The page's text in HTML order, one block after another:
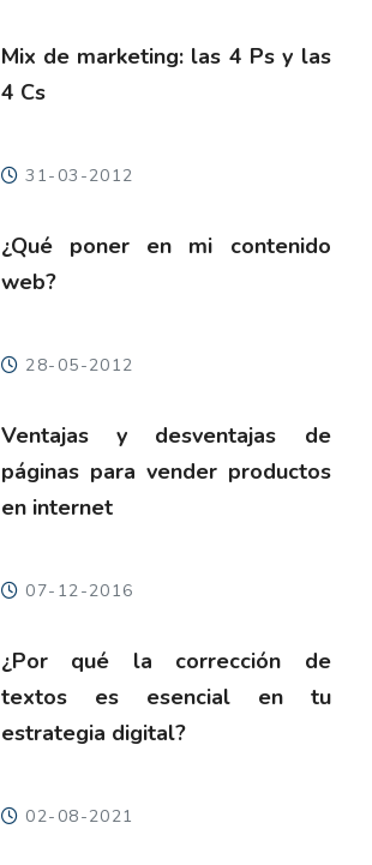
Mix de marketing: las 4 Ps y las
4 Cs
31-03-2012
¿Qué poner en mi contenido
web?
28-05-2012
Ventajas y desventajas de
páginas para vender productos
en internet
07-12-2016
¿Por qué la corrección de
textos es esencial en tu
estrategia digital?
02-08-2021